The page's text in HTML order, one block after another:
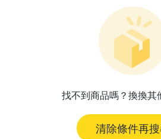
找不到商品嗎？換換其
清除條件再